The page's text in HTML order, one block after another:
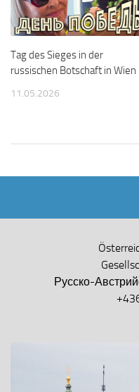
Tag des Sieges in der
russischen Botschaft in Wien
11.05.2026
Русско-